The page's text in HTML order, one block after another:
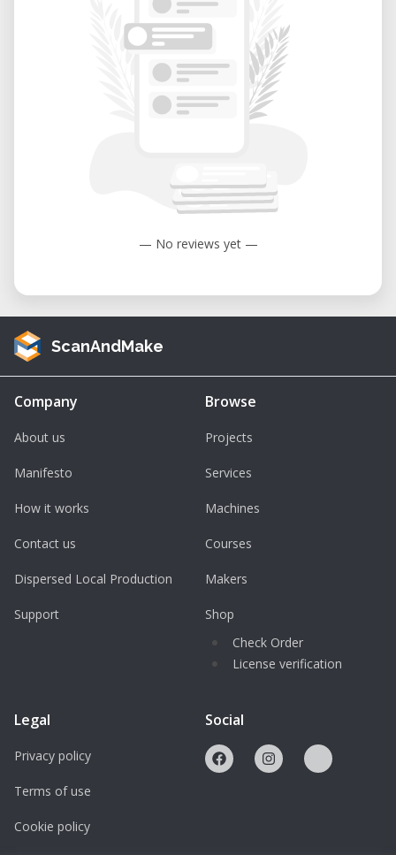
— No reviews yet —
ScanAndMake
Company
About us
Manifesto
How it works
Contact us
Dispersed Local Production
Support
Browse
Projects
Services
Machines
Courses
Makers
Shop
Check Order
License verification
Legal
Privacy policy
Terms of use
Cookie policy
Social